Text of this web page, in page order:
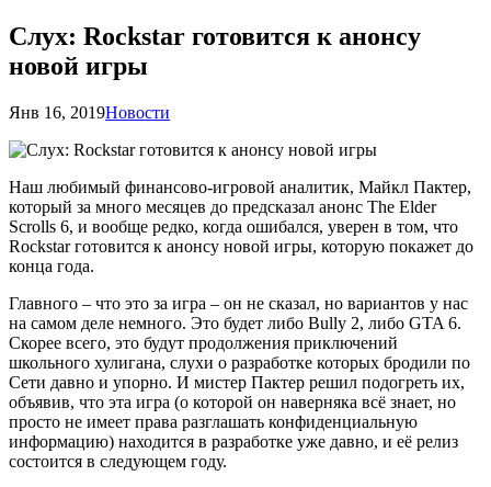
Слух: Rockstar готовится к анонсу
новой игры
Янв 16, 2019Новости
Наш любимый финансово-игровой аналитик, Майкл Пактер,
который за много месяцев до предсказал анонс The Elder
Scrolls 6, и вообще редко, когда ошибался, уверен в том, что
Rockstar готовится к анонсу новой игры, которую покажет до
конца года.
Главного – что это за игра – он не сказал, но вариантов у нас
на самом деле немного. Это будет либо Bully 2, либо GTA 6.
Скорее всего, это будут продолжения приключений
школьного хулигана, слухи о разработке которых бродили по
Сети давно и упорно. И мистер Пактер решил подогреть их,
объявив, что эта игра (о которой он наверняка всё знает, но
просто не имеет права разглашать конфиденциальную
информацию) находится в разработке уже давно, и её релиз
состоится в следующем году.